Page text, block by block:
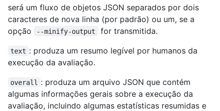
será um fluxo de objetos JSON separados por dois
caracteres de nova linha (por padrão) ou um, se a
opção
--minify-output for transmitida.
text : produza um resumo legível por humanos da
execução da avaliação.
overall
: produza um arquivo JSON que contém
algumas informações gerais sobre a execução da
avaliação, incluindo algumas estatísticas resumidas e